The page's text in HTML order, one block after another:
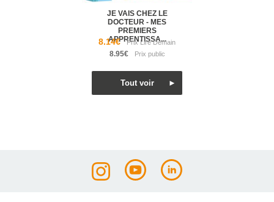
JE VAIS CHEZ LE
DOCTEUR - MES
PREMIERS
APPRENTISSA...
8.14€
8.95€